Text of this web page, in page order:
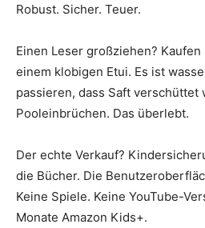
Robust. Sicher. Teuer.
Einen Leser großziehen? Kaufen
einem klobigen Etui. Es ist
passieren, dass Saft verschüttet
Pooleinbrüchen. Das überlebt.
Der echte Verkauf?
die Bücher. Die
Keine Spiele. Keine YouTube-
Monate Amazon Kids+.